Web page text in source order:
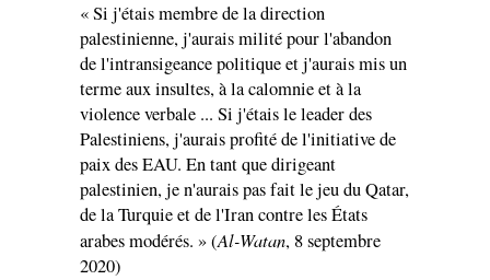
« Si j'étais membre de la direction
palestinienne, j'aurais milité pour l'abandon
de l'intransigeance politique et j'aurais mis un
terme aux insultes, à la calomnie et à la
violence verbale ... Si j'étais le leader des
Palestiniens, j'aurais profité de l'initiative de
paix des EAU. En tant que dirigeant
palestinien, je n'aurais pas fait le jeu du Qatar,
de la Turquie et de l'Iran contre les États
arabes modérés. » (Al-Watan, 8 septembre
2020)